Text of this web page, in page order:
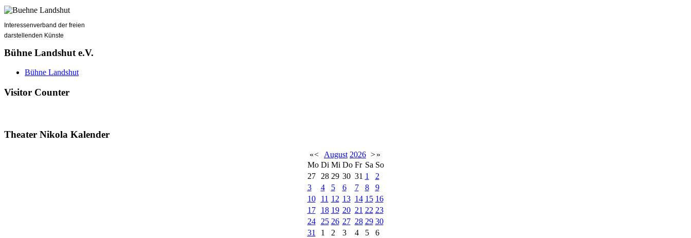
Interessenverband der freien
darstellenden Künste
Bühne Landshut e.V.
Bühne Landshut
Visitor Counter
Theater Nikola Kalender
«< August 2026 >»
Mo Di Mi Do Fr Sa So
27
28 29 30 31 1
2
3
4 5 6 7 8
9
10
11 12 13 14 15 16
17
18 19 20 21 22 23
24
25 26 27 28 29 30
31
1 2 3 4 5 6